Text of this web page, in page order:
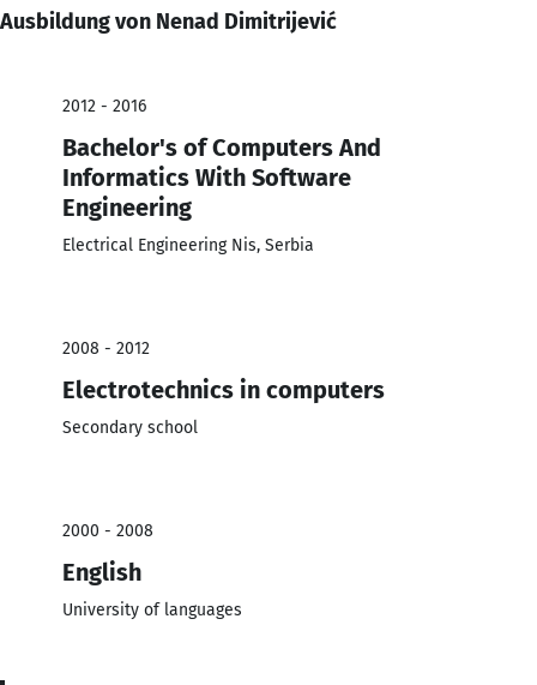
Ausbildung von Nenad Dimitrijević
2012 - 2016
Bachelor's of Computers And
Informatics With Software
Engineering
Electrical Engineering Nis, Serbia
2008 - 2012
Electrotechnics in computers
Secondary school
2000 - 2008
English
University of languages